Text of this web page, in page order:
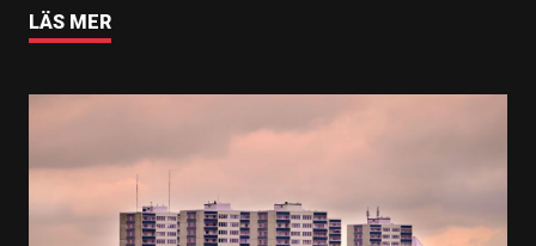
LÄS MER